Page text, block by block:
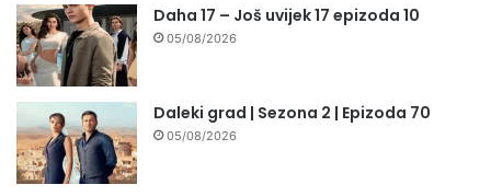
Daha 17 – Još uvijek 17 epizoda 10
05/08/2026
Daleki grad | Sezona 2 | Epizoda 70
05/08/2026